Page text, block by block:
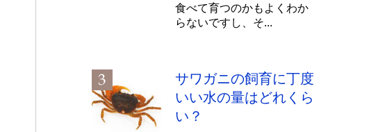
食べて育つのかもよくわか
らないですし、そ...
サワガニの飼育に丁度
いい水の量はどれくら
い？